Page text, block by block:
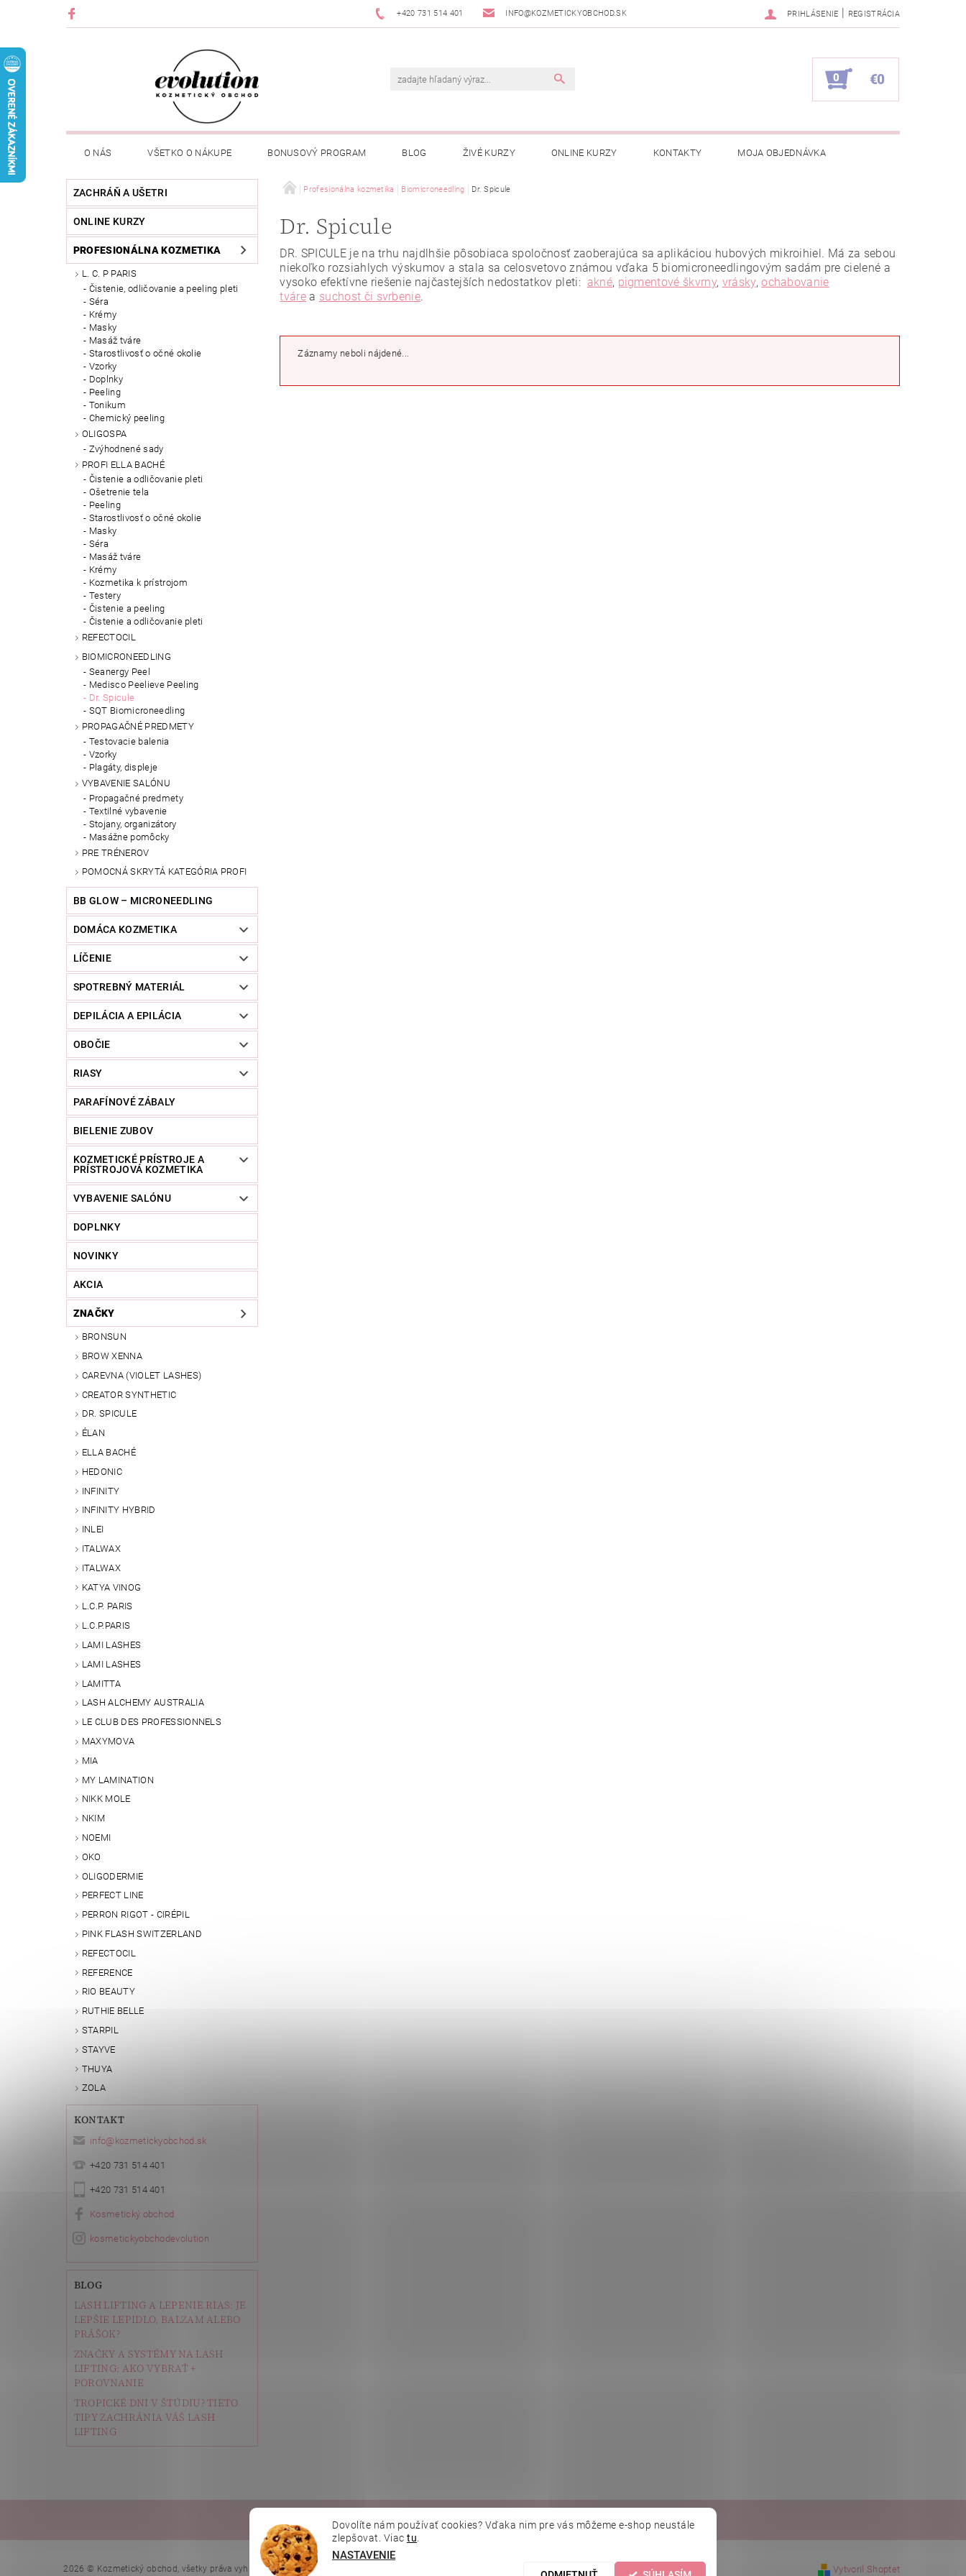
+420 731 514 401 INFO@KOZMETICKYOBCHOD.SK PRIHLÁSENIE | REGISTRÁCIA
0 €0
O NÁS VŠETKO O NÁKUPE BONUSOVÝ PROGRAM BLOG ŽIVÉ KURZY ONLINE KURZY KONTAKTY MOJA OBJEDNÁVKA
ZACHRÁŇ A UŠETRI
ONLINE KURZY
PROFESIONÁLNA KOZMETIKA
L. C. P PARIS
Čistenie, odličovanie a peeling pleti
Séra
Krémy
Masky
Masáž tváre
Starostlivosť o očné okolie
Vzorky
Doplnky
Peeling
Tonikum
Chemický peeling
OLIGOSPA
Zvýhodnené sady
PROFI ELLA BACHÉ
Čistenie a odličovanie pleti
Ošetrenie tela
Peeling
Starostlivosť o očné okolie
Masky
Séra
Masáž tváre
Krémy
Kozmetika k prístrojom
Testery
Čistenie a peeling
Čistenie a odličovanie pleti
REFECTOCIL
BIOMICRONEEDLING
Seanergy Peel
Medisco Peelieve Peeling
Dr. Spicule
SQT Biomicroneedling
PROPAGAČNÉ PREDMETY
Testovacie balenia
Vzorky
Plagáty, displeje
VYBAVENIE SALÓNU
Propagačné predmety
Textilné vybavenie
Stojany, organizátory
Masážne pomôcky
PRE TRÉNEROV
POMOCNÁ SKRYTÁ KATEGÓRIA PROFI
BB GLOW – MICRONEEDLING
DOMÁCA KOZMETIKA
LÍČENIE
SPOTREBNÝ MATERIÁL
DEPILÁCIA A EPILÁCIA
OBOČIE
RIASY
PARAFÍNOVÉ ZÁBALY
BIELENIE ZUBOV
KOZMETICKÉ PRÍSTROJE A
PRÍSTROJOVÁ KOZMETIKA
VYBAVENIE SALÓNU
DOPLNKY
NOVINKY
AKCIA
ZNAČKY
BRONSUN
BROW XENNA
CAREVNA (VIOLET LASHES)
CREATOR SYNTHETIC
DR. SPICULE
ÉLAN
ELLA BACHÉ
HEDONIC
INFINITY
INFINITY HYBRID
INLEI
ITALWAX
ITALWAX
KATYA VINOG
L.C.P. PARIS
L.C.P.PARIS
LAMI LASHES
LAMI LASHES
LAMITTA
LASH ALCHEMY AUSTRALIA
LE CLUB DES PROFESSIONNELS
MAXYMOVA
MIA
MY LAMINATION
NIKK MOLE
NKIM
NOEMI
OKO
OLIGODERMIE
PERFECT LINE
PERRON RIGOT - CIRÉPIL
PINK FLASH SWITZERLAND
REFECTOCIL
REFERENCE
RIO BEAUTY
RUTHIE BELLE
STARPIL
STAYVE
THUYA
ZOLA
KONTAKT
info@ kozmetickyobchod.sk
+420 731 514 401
+420 731 514 401
Kosmetický obchod
kosmetickyobchodevolution
BLOG
LASH LIFTING A LEPENIE RIAS: JE
LEPŠIE LEPIDLO, BALZAM ALEBO
PRÁŠOK?
ZNAČKY A SYSTÉMY NA LASH
LIFTING: AKO VYBRAŤ +
POROVNANIE
TROPICKÉ DNI V ŠTÚDIU? TIETO
TIPY ZACHRÁNIA VÁŠ LASH
LIFTING
Profesionálna kozmetika Biomicroneedling Dr. Spicule
Dr. Spicule
DR. SPICULE je na trhu najdlhšie pôsobiaca spoločnosť zaoberajúca sa aplikáciou hubových mikroihiel. Má za sebou
niekoľko rozsiahlych výskumov a stala sa celosvetovo známou vďaka 5 biomicroneedlingovým sadám pre cielené a
vysoko efektívne riešenie najčastejších nedostatkov pleti: akné, pigmentové škvrny, vrásky,ochabovanie
tváre a suchost či svrbenie.
Záznamy neboli nájdené...
Depilujeme.cz | Kosmetická škola | Online kosmetické kurzy | MikroArt | Ella Baché
2026 © Kozmetický obchod, všetky práva vyhradenéUpraviť nastavenie cookies Vytvoril Shoptet
Dovolíte nám používať cookies? Vďaka nim pre vás môžeme e-shop neustále
zlepšovat. Viac tu
NASTAVENIE